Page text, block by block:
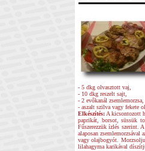
- 5 dkg olvasztott vaj,
- 10 dkg reszelt sajt,
- 2 evőkanál zsemlemorzsa,
- aszalt szilva vagy fekete
Elkészítés:A kicsontozott
paprikát, borsot, süssük
Fűszerezzük ízlés szerint.
alaposan
vagy olajbogyót.
lilahagyma karikával